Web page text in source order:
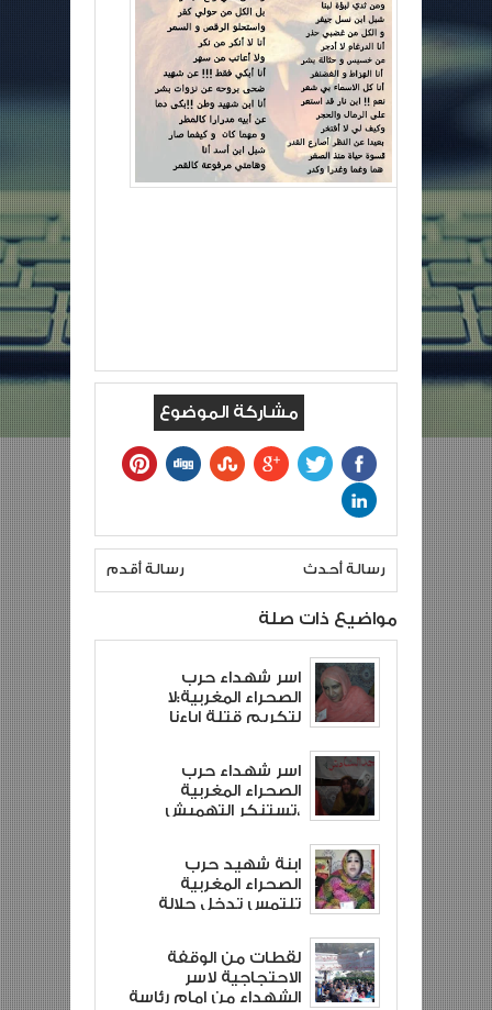
مشاركة الموضوع
رسالة أحدث رسالة أقدم
مواضيع ذات صلة
اسر شهداء حرب
الصحراء المغربية:لا
لتكريم قتلة اباءنا
اسر شهداء حرب
الصحراء المغربية
،تستنكر التهميش
سنة
ابنة شهيد حرب
الصحراء المغربية
تلتمس تدخل جلالة
لقطات من الوقفة
الاحتجاجية لاسر
الشهداء من امام رئاسة